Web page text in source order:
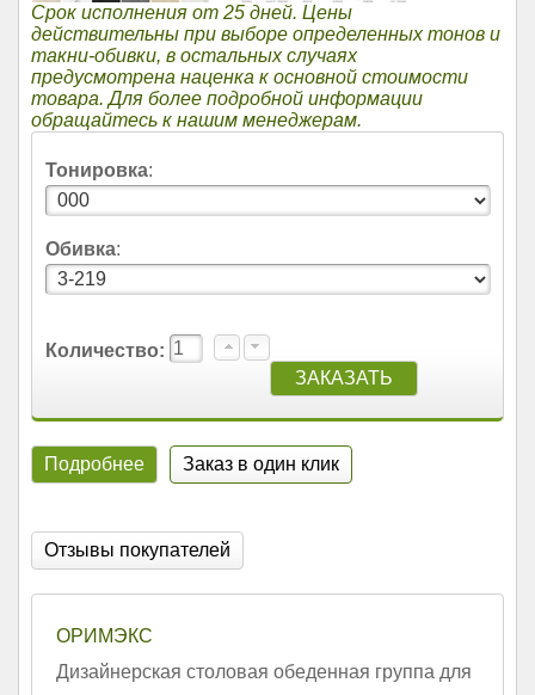
Срок исполнения от 25 дней. Цены
действительны при выборе определенных тонов и
такни-обивки, в остальных случаях
предусмотрена наценка к основной стоимости
товара. Для более подробной информации
обращайтесь к нашим менеджерам.
Тонировка:
Обивка:
Количество:
Подробнее Заказ в один клик
Отзывы покупателей
ОРИМЭКС
Дизайнерская столовая обеденная группа для